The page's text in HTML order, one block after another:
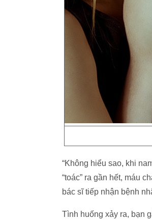
“Không hiểu sao, khi
“toác” ra gần hết, máu
bác sĩ tiếp nhận bệnh
Tình huống xảy ra, bạn